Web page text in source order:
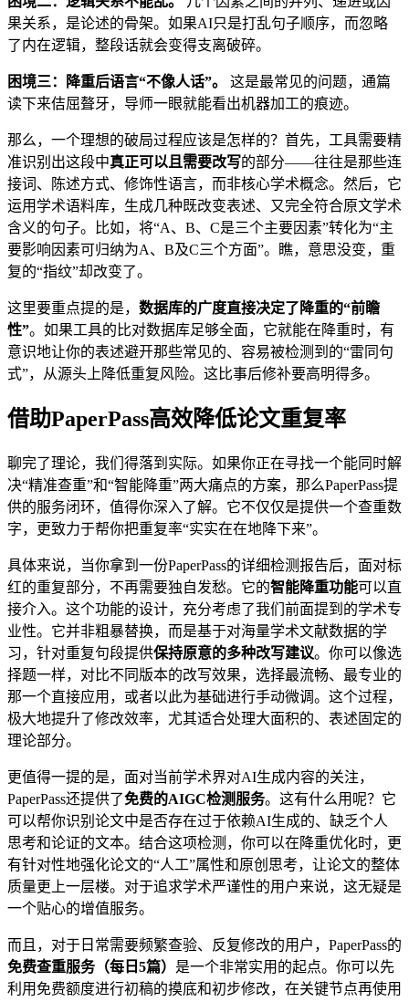
果关系，是论述的骨架。如果AI只是打乱句子顺序，而忽略
了内在逻辑，整段话就会变得支离破碎。
困境三：降重后语言“不像人话”。
这是最常见的问题，通篇
读下来佶屈聱牙，导师一眼就能看出机器加工的痕迹。
那么，一个理想的破局过程应该是怎样的？首先，工具需要精
准识别出这段中真正可以且需要改写的部分——往往是那些连
接词、陈述方式、修饰性语言，而非核心学术概念。然后，它
运用学术语料库，生成几种既改变表述、又完全符合原文学术
含义的句子。比如，将“A、B、C是三个主要因素”转化为“主
要影响因素可归纳为A、B及C三个方面”。瞧，意思没变，重
复的“指纹”却改变了。
这里要重点提的是， 数据库的广度直接决定了降重的“前瞻
性”。如果工具的比对数据库足够全面，它就能在降重时，有
意识地让你的表述避开那些常见的、容易被检测到的“雷同句
式”，从源头上降低重复风险。这比事后修补要高明得多。
借助PaperPass高效降低论文重复率
聊完了理论，我们得落到实际。如果你正在寻找一个能同时解
决“精准查重”和“智能降重”两大痛点的方案，那么PaperPass提
供的服务闭环，值得你深入了解。它不仅仅是提供一个查重数
字，更致力于帮你把重复率“实实在在地降下来”。
具体来说，当你拿到一份PaperPass的详细检测报告后，面对标
红的重复部分，不再需要独自发愁。它的智能降重功能可以直
接介入。这个功能的设计，充分考虑了我们前面提到的学术专
业性。它并非粗暴替换，而是基于对海量学术文献数据的学
习，针对重复句段提供保持原意的多种改写建议。你可以像选
择题一样，对比不同版本的改写效果，选择最流畅、最专业的
那一个直接应用，或者以此为基础进行手动微调。这个过程，
极大地提升了修改效率，尤其适合处理大面积的、表述固定的
理论部分。
更值得一提的是，面对当前学术界对AI生成内容的关注，
PaperPass还提供了免费的AIGC检测服务。这有什么用呢？它
可以帮你识别论文中是否存在过于依赖AI生成的、缺乏个人
思考和论证的文本。结合这项检测，你可以在降重优化时，更
有针对性地强化论文的“人工”属性和原创思考，让论文的整体
质量更上一层楼。对于追求学术严谨性的用户来说，这无疑是
一个贴心的增值服务。
而且，对于日常需要频繁查验、反复修改的用户，PaperPass的
免费查重服务（每日5篇） 是一个非常实用的起点。你可以先
利用免费额度进行初稿的摸底和初步修改，在关键节点再使用